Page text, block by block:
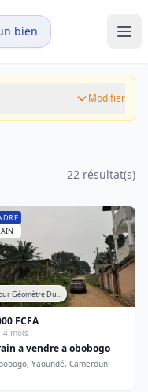
bien
Modifier
22 résultat(s)
Géomètre Du...
FCFA
4 mois
a vendre a obobogo
Yaoundé, Cameroun